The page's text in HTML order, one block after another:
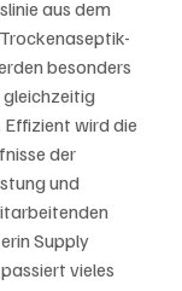
aus dem
besonders
wird die
der
und
Supply
vieles